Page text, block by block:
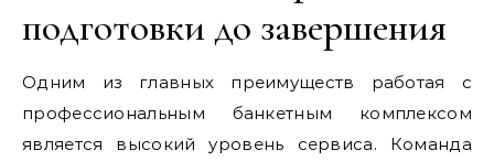
подготовки до завершения
Одним из главных преимуществ работая с
профессиональным банкетным комплексом
является высокий уровень сервиса. Команда